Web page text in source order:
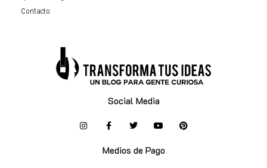
Contacto
Social Media
Medios de Pago